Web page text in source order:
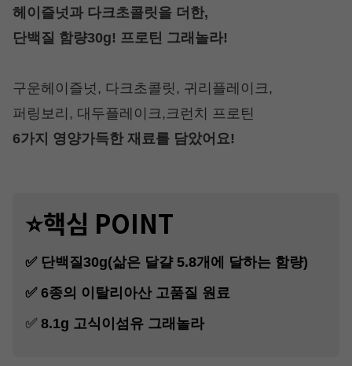
헤이즐넛과 다크초콜릿을 더한,
단백질 함량30g! 프로틴 그래놀라!
구운헤이즐넛, 다크초콜릿, 귀리플레이크,
퍼링보리, 대두플레이크,크런치 프로틴
6가지 영양가득한 재료를 담았어요!
⭐핵심 POINT
✅ 단백질30g(삶은 달걀 5.8개에 달하는 함량)
✅ 6종의 이탈리아산 고품질 원료
✅ 8.1g 고식이섬유 그래놀라